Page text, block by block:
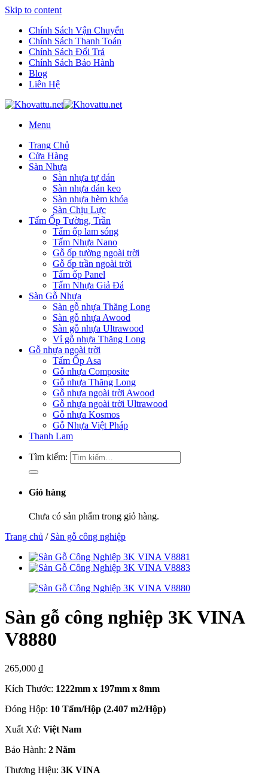
Skip to content
Chính Sách Vận Chuyển
Chính Sách Thanh Toán
Chính Sách Đổi Trả
Chính Sách Bảo Hành
Blog
Liên Hệ
Menu
Trang Chủ
Cửa Hàng
Sàn Nhựa
Sàn nhựa tự dán
Sàn nhựa dán keo
Sàn nhựa hèm khóa
Sàn Chịu Lực
Tấm Ốp Tường, Trần
Tấm ốp lam sóng
Tấm Nhựa Nano
Gỗ ốp tường ngoài trời
Gỗ ốp trần ngoài trời
Tấm ốp Panel
Tấm Nhựa Giả Đá
Sàn Gỗ Nhựa
Sàn gỗ nhựa Thăng Long
Sàn gỗ nhựa Awood
Sàn gỗ nhựa Ultrawood
Vỉ gỗ nhựa Thăng Long
Gỗ nhựa ngoài trời
Tấm Ốp Asa
Gỗ nhựa Composite
Gỗ nhựa Thăng Long
Gỗ nhựa ngoài trời Awood
Gỗ nhựa ngoài trời Ultrawood
Gỗ nhựa Kosmos
Gỗ Nhựa Việt Pháp
Thanh Lam
Tìm kiếm:
Giỏ hàng
Chưa có sản phẩm trong giỏ hàng.
Trang chủ / Sàn gỗ công nghiệp
Sàn gỗ công nghiệp 3K VINA
V8880
265,000 ₫
Kích Thước: 1222mm x 197mm x 8mm
Đóng Hộp: 10 Tấm/Hộp (2.407 m2/Hộp)
Xuất Xứ: Việt Nam
Bảo Hành: 2 Năm
Thương Hiệu: 3K VINA